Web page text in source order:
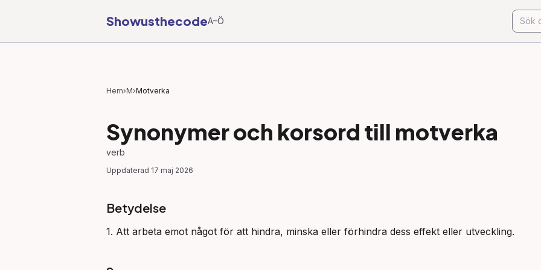
ShowusthecodeA–Ö
Hem›M›Motverka
Synonymer och korsord till motverka
verb
Uppdaterad 17 maj 2026
Betydelse
1. Att arbeta emot något för att hindra, minska eller förhindra dess effekt eller utveckling.